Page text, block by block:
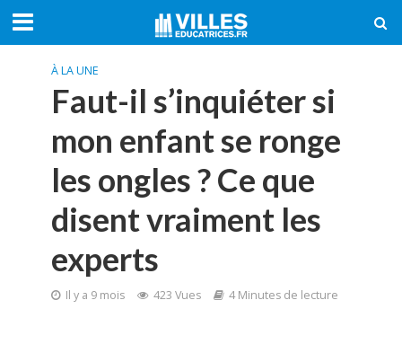
À LA UNE
Faut-il s’inquiéter si
mon enfant se ronge
les ongles ? Ce que
disent vraiment les
experts
Il y a 9 mois 423 Vues 4 Minutes de lecture